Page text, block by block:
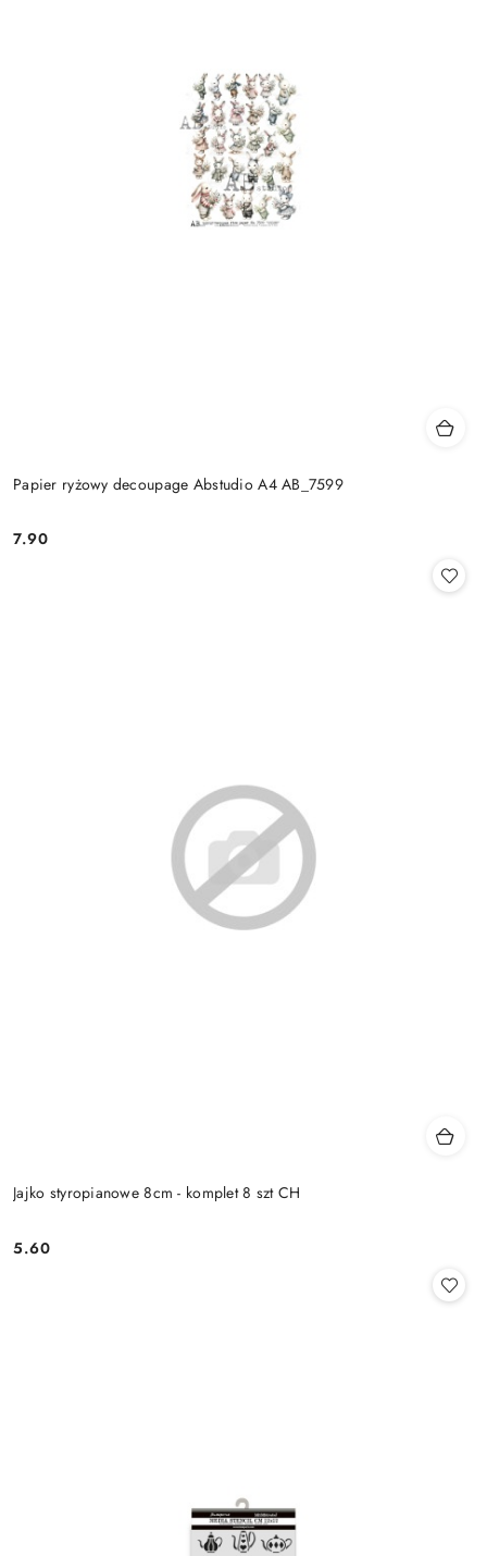
Papier ryżowy decoupage Abstudio A4 AB_7599
Cena:
7.90
Jajko styropianowe 8cm - komplet 8 szt CH
Cena:
5.60